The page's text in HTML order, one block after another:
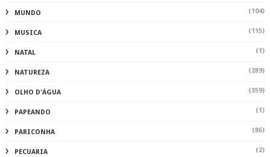
MUNDO (104)
MUSICA (115)
NATAL (1)
NATUREZA (289)
OLHO D'ÁGUA (359)
PAPEANDO (1)
PARICONHA (86)
PECUARIA (2)